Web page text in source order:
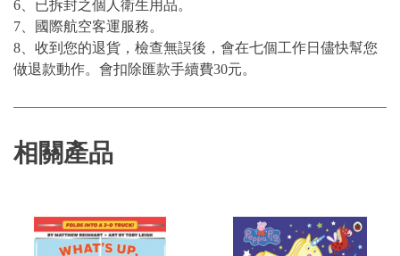
6、已拆封之個人衛生用品。
7、國際航空客運服務。
8、收到您的退貨，檢查無誤後，會在七個工作日儘快幫您
做退款動作。會扣除匯款手續費30元。
相關產品